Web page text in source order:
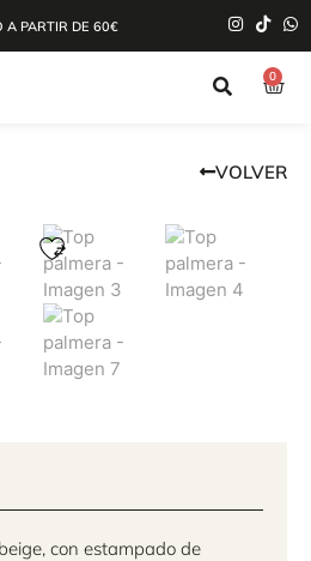
A PARTIR DE 60€
0
VOLVER
con estampado de